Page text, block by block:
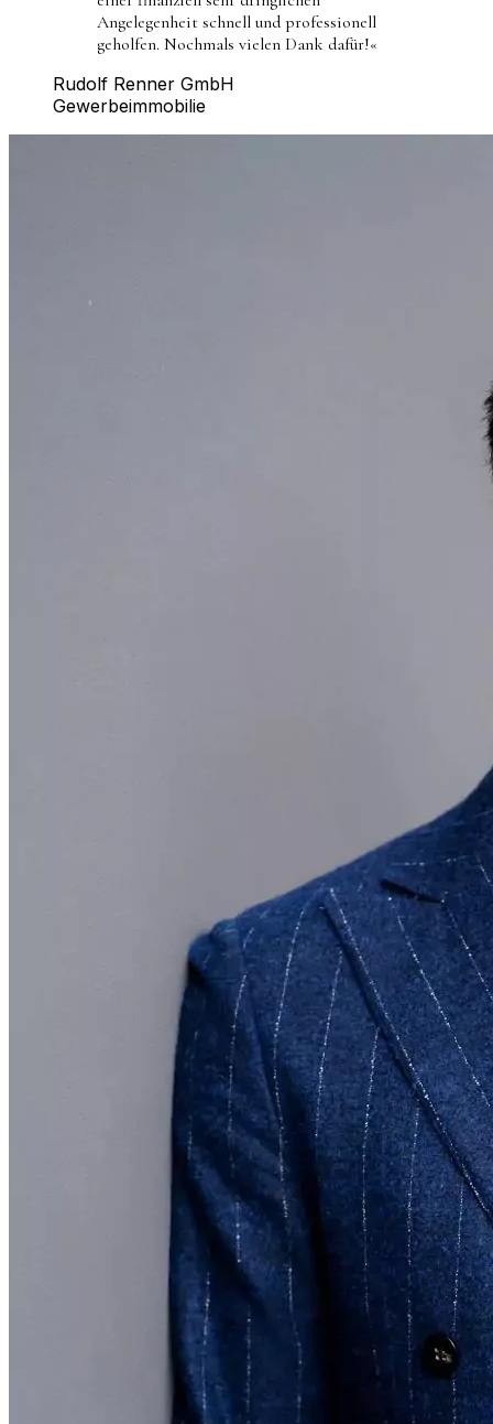
Angelegenheit schnell und professionell
geholfen. Nochmals vielen Dank dafür!«
Rudolf Renner GmbH
Gewerbeimmobilie